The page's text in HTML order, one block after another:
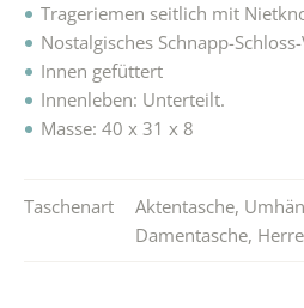
Trageriemen seitlich mit
Nostalgisches Schnapp-
Innen gefüttert
Innenleben: Unterteilt.
Masse: 40 x 31 x 8
Taschenart Aktentasche,
Damentasche,